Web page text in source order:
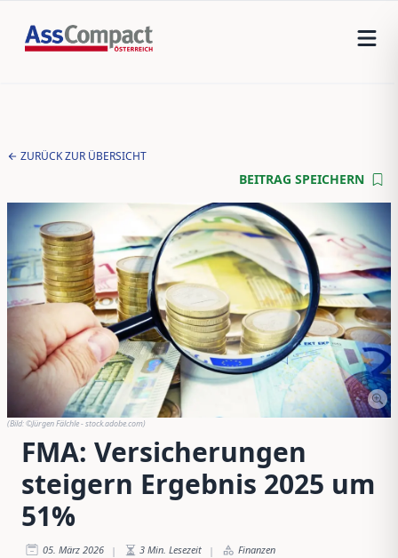
ZURÜCK ZUR ÜBERSICHT
BEITRAG SPEICHERN
(Bild:©Jürgen Fälchle - stock.adobe.com)
FMA: Versicherungen
steigern Ergebnis 2025 um
51%
05. März 2026 | 3 Min. Lesezeit | Finanzen